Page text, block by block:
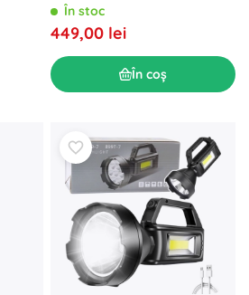
În stoc
449,00 lei
În coș